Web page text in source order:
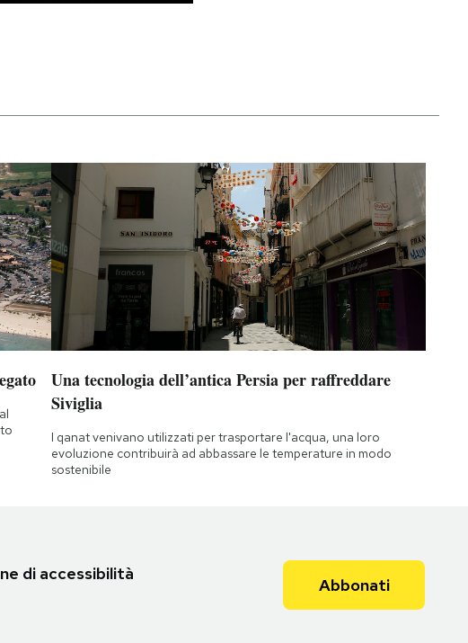
Una tecnologia dell’antica Persia per raffreddare
Siviglia
I qanat venivano utilizzati per trasportare l'acqua, una loro
evoluzione contribuirà ad abbassare le temperature in modo
sostenibile
di accessibilità
Abbonati